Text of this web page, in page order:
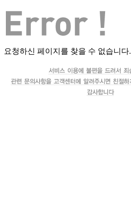
요청하신 페이지를 찾을 수 없습니다.